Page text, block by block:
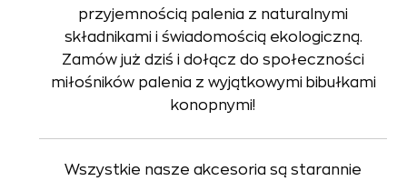
przyjemnością palenia z naturalnymi
składnikami i świadomością ekologiczną.
Zamów już dziś i dołącz do społeczności
miłośników palenia z wyjątkowymi bibułkami
konopnymi!
Wszystkie nasze akcesoria są starannie